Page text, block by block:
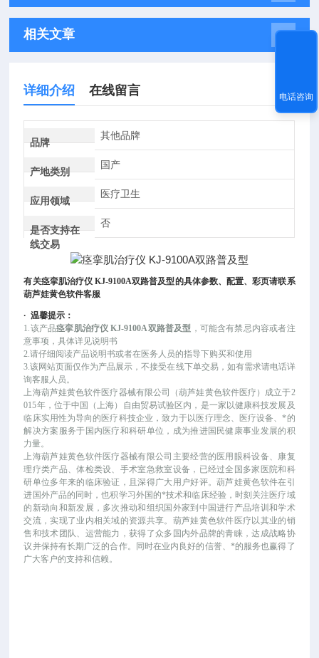
相关文章
详细介绍 在线留言
品牌
其他品牌
产地类别
国产
应用领域
医疗卫生
是否支持在
线交易
否
有关痉挛肌治疗仪 KJ-9100A双路普及型的具体参数、配置、彩页请联系
葫芦娃黄色软件客服
·温馨提示：
1.该产品痉挛肌治疗仪 KJ-9100A双路普及型 ，可能含有禁忌内容或者注
意事项，具体详见说明书
2.请仔细阅读产品说明书或者在医务人员的指导下购买和使用
3.该网站页面仅作为产品展示，不接受在线下单交易，如有需求请电话详
询客服人员。
上海葫芦娃黄色软件医疗器械有限公司（葫芦娃黄色软件医疗）成立于2
015年，位于中国（上海）自由贸易试验区内，是一家以健康科技发展及
临床实用性为导向的医疗科技企业，致力于以医疗理念、医疗设备、*的
解决方案服务于国内医疗和科研单位，成为推进国民健康事业发展的积
力量。
上海葫芦娃黄色软件医疗器械有限公司主要经营的医用眼科设备、康复
理疗类产品、体检类设、手术室急救室设备，已经过全国多家医院和科
研单位多年来的临床验证，且深得广大用户好评。葫芦娃黄色软件在引
进国外产品的同时，也积学习外国的*技术和临床经验，时刻关注医疗域
的新动向和新发展，多次推动和组织国外家到中国进行产品培训和学术
交流，实现了业内相关域的资源共享。葫芦娃黄色软件医疗以其业的销
售和技术团队、运营能力，获得了众多国内外品牌的青睐，达成战略协
议并保持有长期广泛的合作。同时在业内良好的信誉、*的服务也赢得了
广大客户的支持和信赖。
电话咨询